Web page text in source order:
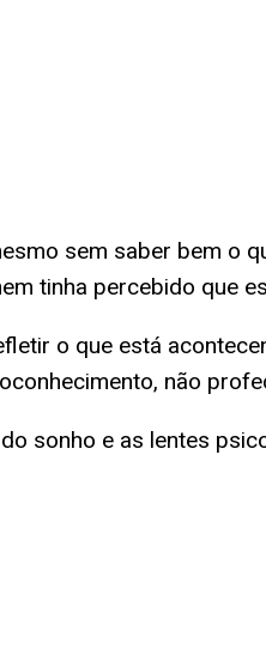
sem saber bem o
tinha percebido que
o que está
não
sonho e as lentes